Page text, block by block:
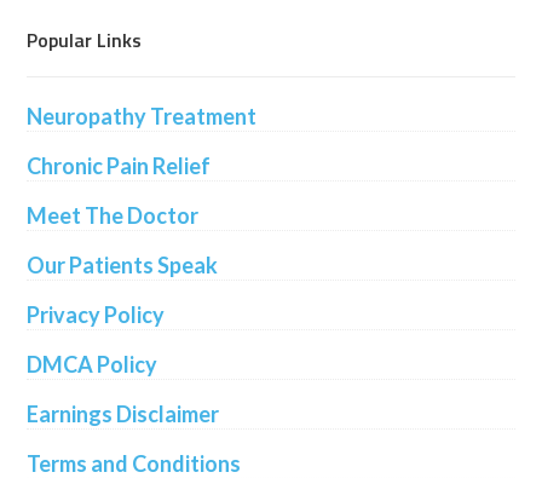
Popular Links
Neuropathy Treatment
Chronic Pain Relief
Meet The Doctor
Our Patients Speak
Privacy Policy
DMCA Policy
Earnings Disclaimer
Terms and Conditions